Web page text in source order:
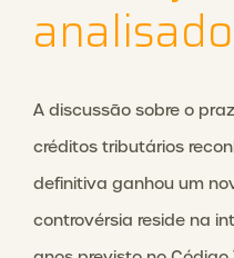
A discussão sobre o
créditos tributários
definitiva ganhou um
controvérsia reside na